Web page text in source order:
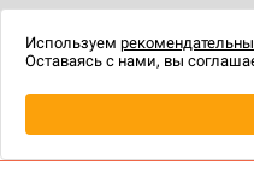
технологии.
Используем
Оставаясь с нами, вы